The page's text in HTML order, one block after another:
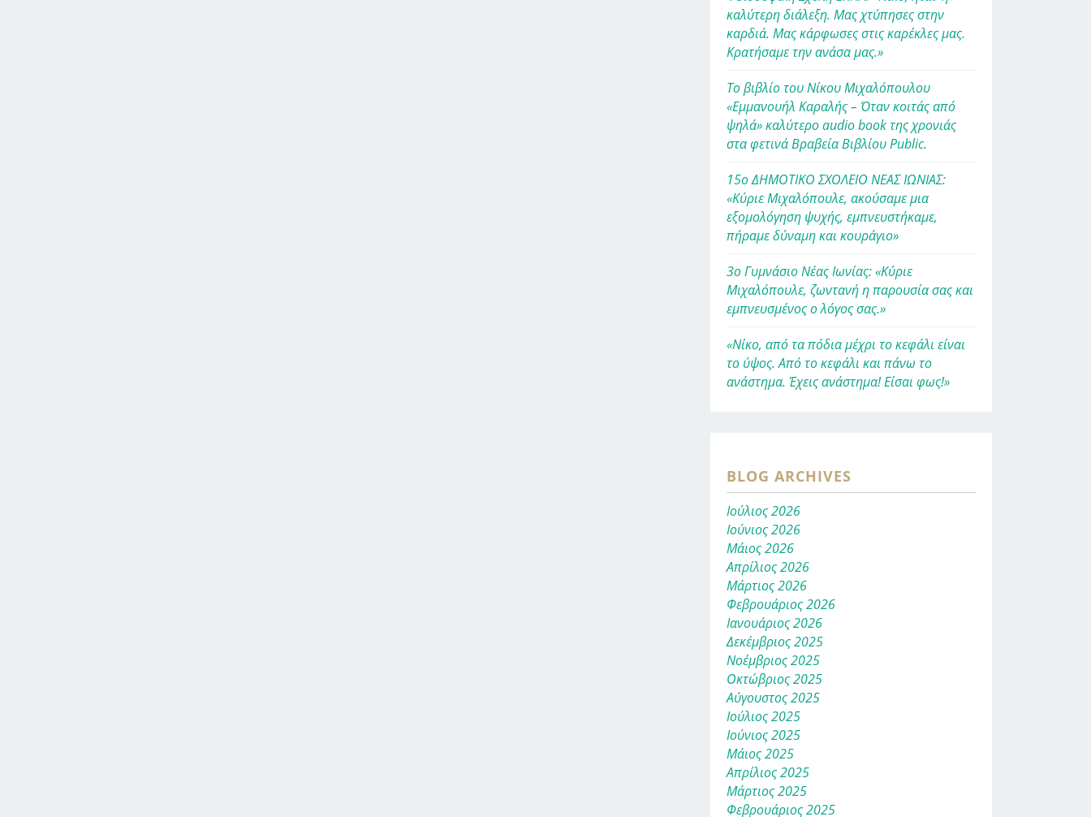
καλύτερη διάλεξη. Μας χτύπησες στην
καρδιά. Μας κάρφωσες στις καρέκλες μας.
Κρατήσαμε την ανάσα μας.»
Το βιβλίο του Νίκου Μιχαλόπουλου
«Εμμανουήλ Καραλής – Όταν κοιτάς από
ψηλά» καλύτερο audio book της χρονιάς
στα φετινά Βραβεία Βιβλίου Public.
15ο ΔΗΜΟΤΙΚΟ ΣΧΟΛΕΙΟ ΝΕΑΣ ΙΩΝΙΑΣ:
«Κύριε Μιχαλόπουλε, ακούσαμε μια
εξομολόγηση ψυχής, εμπνευστήκαμε,
πήραμε δύναμη και κουράγιο»
3ο Γυμνάσιο Νέας Ιωνίας: «Κύριε
Μιχαλόπουλε, ζωντανή η παρουσία σας και
εμπνευσμένος ο λόγος σας.»
«Νίκο, από τα πόδια μέχρι το κεφάλι είναι
το ύψος. Από το κεφάλι και πάνω το
ανάστημα. Έχεις ανάστημα! Είσαι φως!»
BLOG ARCHIVES
Ιούλιος 2026
Ιούνιος 2026
Μάιος 2026
Απρίλιος 2026
Μάρτιος 2026
Φεβρουάριος 2026
Ιανουάριος 2026
Δεκέμβριος 2025
Νοέμβριος 2025
Οκτώβριος 2025
Αύγουστος 2025
Ιούλιος 2025
Ιούνιος 2025
Μάιος 2025
Απρίλιος 2025
Μάρτιος 2025
Φεβρουάριος 2025